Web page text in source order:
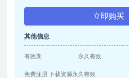
立即购买
其他信息
有效期 永久有效
免费注册 下载资源永久有效